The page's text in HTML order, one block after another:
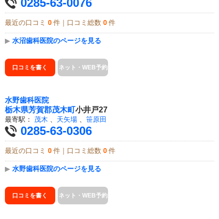
0285-63-0076
最近の口コミ 0 件｜口コミ総数 0 件
▶ 水沼歯科医院のページを見る
口コミを書く ネット・WEB予約
水野歯科医院
栃木県芳賀郡茂木町小井戸27
最寄駅： 茂木 天矢場 笹原田
0285-63-0306
最近の口コミ 0 件｜口コミ総数 0 件
▶ 水野歯科医院のページを見る
口コミを書く ネット・WEB予約